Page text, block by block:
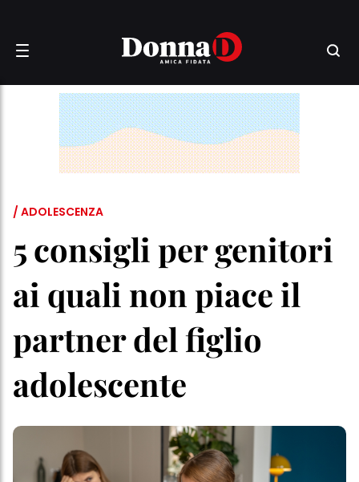
/ ADOLESCENZA
5 consigli per genitori
ai quali non piace il
partner del figlio
adolescente